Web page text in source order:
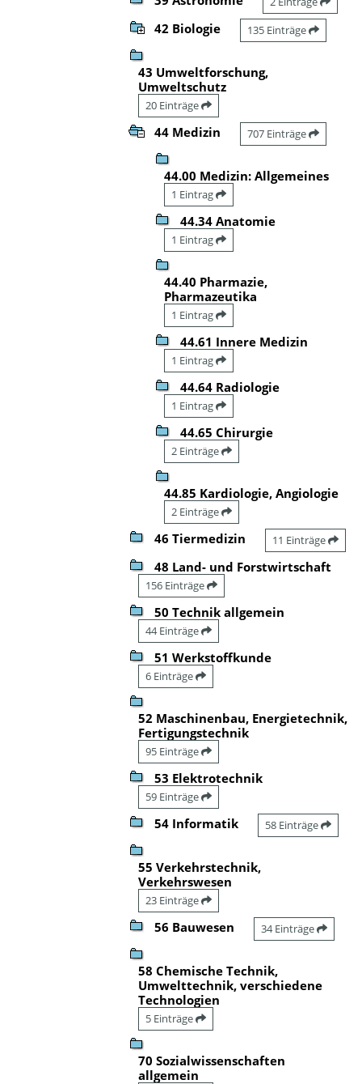
42 Biologie 135 Einträge
43 Umweltforschung,
Umweltschutz
20 Einträge
44 Medizin 707 Einträge
44.00 Medizin: Allgemeines
1 Eintrag
44.34 Anatomie
1 Eintrag
44.40 Pharmazie,
Pharmazeutika
1 Eintrag
44.61 Innere Medizin
1 Eintrag
44.64 Radiologie
1 Eintrag
44.65 Chirurgie
2 Einträge
44.85 Kardiologie, Angiologie
2 Einträge
46 Tiermedizin 11 Einträge
48 Land- und Forstwirtschaft
156 Einträge
50 Technik allgemein
44 Einträge
51 Werkstoffkunde
6 Einträge
52 Maschinenbau, Energietechnik,
Fertigungstechnik
95 Einträge
53 Elektrotechnik
59 Einträge
54 Informatik 58 Einträge
55 Verkehrstechnik,
Verkehrswesen
23 Einträge
56 Bauwesen 34 Einträge
58 Chemische Technik,
Umwelttechnik, verschiedene
Technologien
5 Einträge
70 Sozialwissenschaften
allgemein